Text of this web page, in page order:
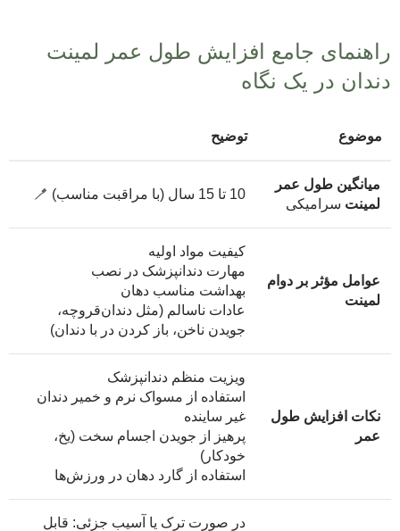
راهنمای جامع افزایش طول عمر لمینت
دندان در یک نگاه
موضوع توضیح
میانگین طول عمر
لمینت سرامیکی
10 تا 15 سال (با مراقبت مناسب) 🪥
عوامل مؤثر بر دوام
لمینت
کیفیت مواد اولیه
مهارت دندانپزشک در نصب
بهداشت مناسب دهان
عادات ناسالم (مثل دندان‌قروچه،
جویدن ناخن، باز کردن در با دندان)
نکات افزایش طول
عمر
ویزیت منظم دندانپزشک
استفاده از مسواک نرم و خمیر دندان
غیر ساینده
پرهیز از جویدن اجسام سخت (یخ،
خودکار)
استفاده از گارد دهان در ورزش‌ها
در صورت ترک یا آسیب جزئی: قابل